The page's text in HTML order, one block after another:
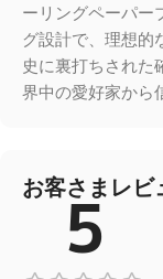
ーリングペーパー
グ設計で、理想
史に裏打ちされた
界中の愛好家から
お客さまレビ
5